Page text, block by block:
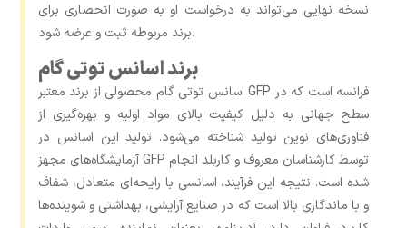
نسخه نهایی می‌تواند به درخواست او به ‌صورت انحصاری برای
برند مربوطه ثبت و عرضه شود.
برند اسانس توتی گام
اسانس توتی گام محصولی از برند معتبر GFP فرانسه است که در
سطح جهانی به دلیل کیفیت بالای مواد اولیه و بهره‌گیری از
فناوری‌های نوین تولید شناخته می‌شود. تولید این اسانس در
آزمایشگاه‌های مجهز GFP توسط کارشناسان معروف و کاربلد انجام
شده است. نتیجه این فرآیند، اسانسی با رایحه‌ای متعادل، شفاف
و با ماندگاری بالا است که در صنایع آرایشی، بهداشتی و شوینده‌ها